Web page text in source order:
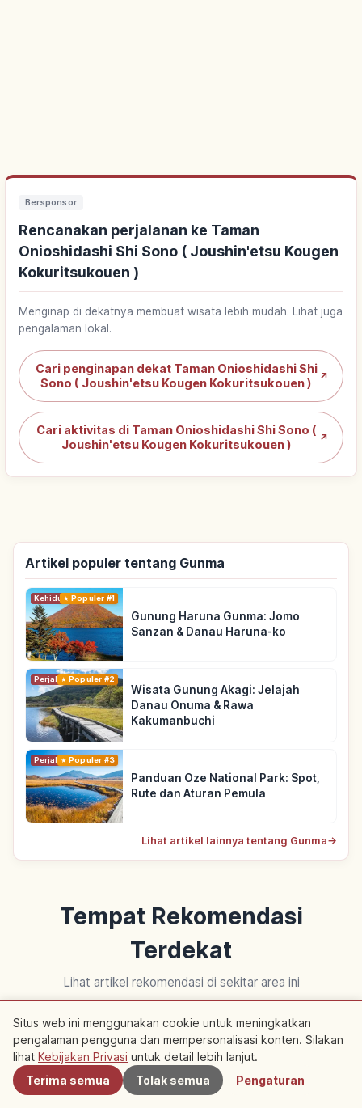
Bersponsor
Rencanakan perjalanan ke Taman
Onioshidashi Shi Sono ( Joushin'etsu Kougen
Kokuritsukouen )
Menginap di dekatnya membuat wisata lebih mudah. Lihat juga
pengalaman lokal.
Cari penginapan dekat Taman Onioshidashi Shi
Sono ( Joushin'etsu Kougen Kokuritsukouen )
↗
Cari aktivitas di Taman Onioshidashi Shi Sono (
Joushin'etsu Kougen Kokuritsukouen )
↗
Artikel populer tentang Gunma
KehidupanPopuler #1
Gunung Haruna Gunma: Jomo
Sanzan & Danau Haruna-ko
PerjalananPopuler #2
Wisata Gunung Akagi: Jelajah
Danau Onuma & Rawa
Kakumanbuchi
PerjalananPopuler #3
Panduan Oze National Park: Spot,
Rute dan Aturan Pemula
Lihat artikel lainnya tentang Gunma→
Tempat Rekomendasi
Terdekat
Lihat artikel rekomendasi di sekitar area ini
Budaya Tradisional Budaya Tradisional
Terdekat
Situs web ini menggunakan cookie untuk meningkatkan
pengalaman pengguna dan mempersonalisasi konten. Silakan
lihat Kebijakan Privasi untuk detail lebih lanjut.
Terima semua
Tolak semua Pengaturan